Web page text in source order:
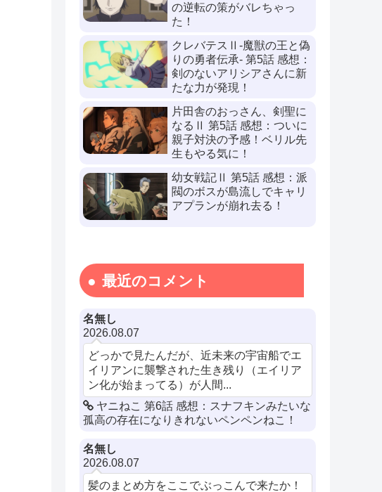
の逆転の策がバレちゃっ
た！
クレバテスⅡ-魔獣の王と偽
りの勇者伝承- 第5話 感想：
剣のないアリシアさんに新
たな力が発現！
片田舎のおっさん、剣聖に
なるⅡ 第5話 感想：ついに
親子対決の予感！ベリル先
生もやる気に！
幼女戦記Ⅱ 第5話 感想：派
閥のボスが島流しでキャリ
アプランが崩れ去る！
最近のコメント
名無し
2026.08.07
どっかで見たんだが、近未来の宇宙船でエ
イリアンに襲撃された生き残り（エイリア
ン化が始まってる）が人間...
ヤニねこ 第6話 感想：スナフキンみたいな
孤高の存在になりきれないペンペンねこ！
名無し
2026.08.07
髪のまとめ方をここでぶっこんで来たか！